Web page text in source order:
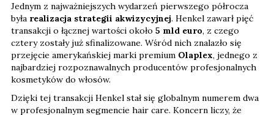
Jednym z najważniejszych wydarzeń pierwszego półrocza
była realizacja strategii akwizycyjnej. Henkel zawarł pięć
transakcji o łącznej wartości około 5 mld euro, z czego
cztery zostały już sfinalizowane. Wśród nich znalazło się
przejęcie amerykańskiej marki premium Olaplex, jednego z
najbardziej rozpoznawalnych producentów profesjonalnych
kosmetyków do włosów.
Dzięki tej transakcji Henkel stał się globalnym numerem dwa
w profesjonalnym segmencie hair care. Koncern liczy, że